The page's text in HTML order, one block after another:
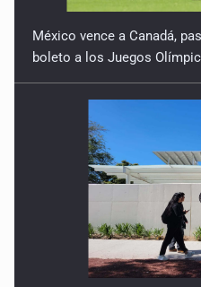
México vence a Canadá,
boleto a los Juegos